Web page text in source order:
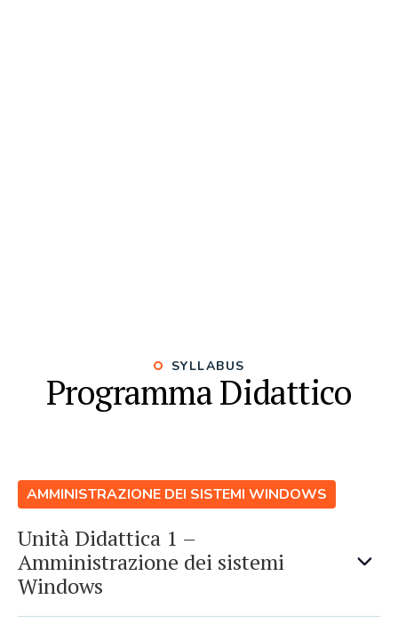
SYLLABUS
Programma Didattico
AMMINISTRAZIONE DEI SISTEMI WINDOWS
Unità Didattica 1 –
Amministrazione dei sistemi
Windows